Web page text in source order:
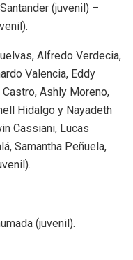
(juvenil) –
Alfredo Verdecia,
Valencia, Eddy
Ashly Moreno,
Hidalgo y Nayadeth
Cassiani, Lucas
Samantha Peñuela,
(juvenil).